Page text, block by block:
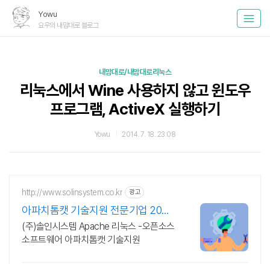
Yowu
요우의 내맘대로 블로그
내맘대로/내맘대로리눅스
리눅스에서 Wine 사용하지 않고 윈도우
프로그램, ActiveX 실행하기
Yowu 2014. 7. 18. 23:08
http://www.solinsystem.co.kr 광고
아파치톰캣 기술지원 전문기업 20년
이상 기술지원 노하우
(주)솔인시스템 Apache 리눅스 -오픈소스
소프트웨어 아파치톰캣 기술지원